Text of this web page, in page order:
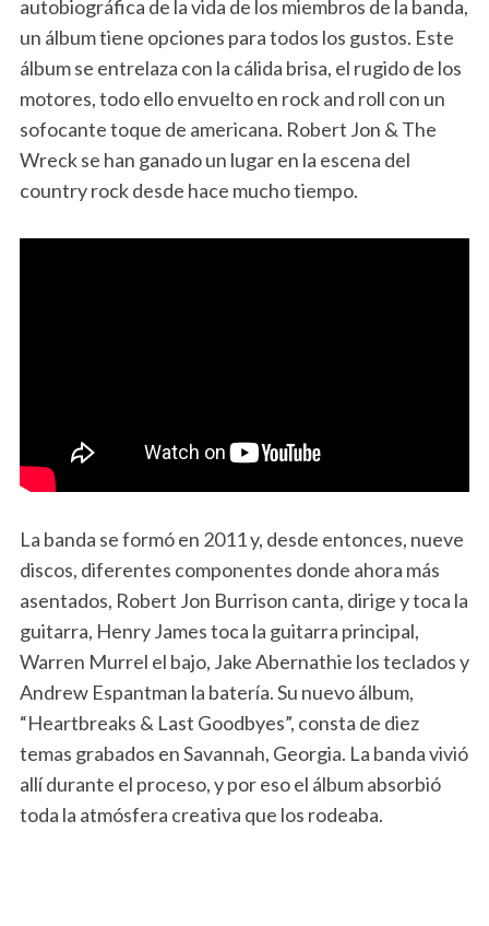
autobiográfica de la vida de los miembros de la banda,
un álbum tiene opciones para todos los gustos. Este
álbum se entrelaza con la cálida brisa, el rugido de los
motores, todo ello envuelto en rock and roll con un
sofocante toque de americana. Robert Jon & The
Wreck se han ganado un lugar en la escena del
country rock desde hace mucho tiempo.
La banda se formó en 2011 y, desde entonces, nueve
discos, diferentes componentes donde ahora más
asentados, Robert Jon Burrison canta, dirige y toca la
guitarra, Henry James toca la guitarra principal,
Warren Murrel el bajo, Jake Abernathie los teclados y
Andrew Espantman la batería. Su nuevo álbum,
“Heartbreaks & Last Goodbyes”, consta de diez
temas grabados en Savannah, Georgia. La banda vivió
allí durante el proceso, y por eso el álbum absorbió
toda la atmósfera creativa que los rodeaba.